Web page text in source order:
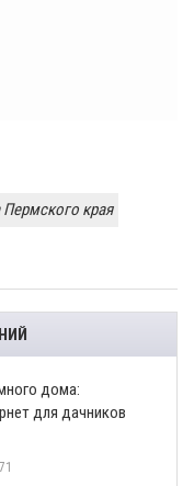
края
дома:
для дачников